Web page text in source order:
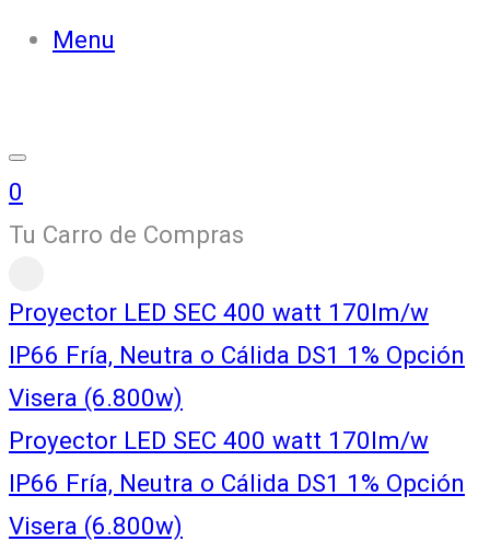
Menu
0
Tu Carro de Compras
Proyector LED SEC 400 watt 170lm/w
IP66 Fría, Neutra o Cálida DS1 1% Opción
Visera (6.800w)
Proyector LED SEC 400 watt 170lm/w
IP66 Fría, Neutra o Cálida DS1 1% Opción
Visera (6.800w)